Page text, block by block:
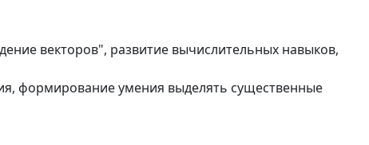
векторов", развитие вычислительных навыков,
формирование умения выделять существенные